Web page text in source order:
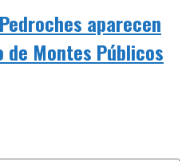
aparecen
Montes Públicos